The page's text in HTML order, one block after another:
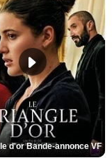
d'or Bande-annonce VF